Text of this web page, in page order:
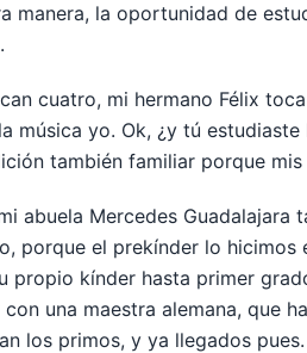
la oportunidad de
cuatro, mi hermano Félix
yo. Ok, ¿y tú
también familiar porque
abuela Mercedes Guadalajara
porque el prekínder lo hicimos
propio kínder hasta primer
una maestra alemana, que
los primos, y ya llegados pues.